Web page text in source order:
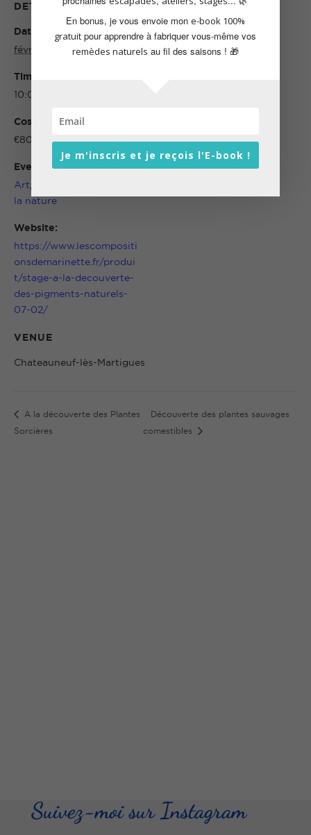
DETAILS
Date:
février 7
Time:
10:00 - 16:30
Cost:
€80
Event Categories:
Art
la nature
Website:
https://www.lescompositi
onsdemarinette.fr/produi
t/stage-a-la-decouverte-
des-pigments-naturels-
07-02/
VENUE
Chateauneuf-lès-Martigues
ORGANIZER
Délphine
Email:
A la découverte des Plantes
Sorcières
Découverte des plantes sauvages
comestibles
Suivez-moi sur Instagram
En bonus, je vous envoie mon e-book 100%
gratuit pour apprendre à fabriquer vous-même vos
remèdes naturels au fil des saisons ! 🎁
Je m'inscris et je reçois l'E-book !